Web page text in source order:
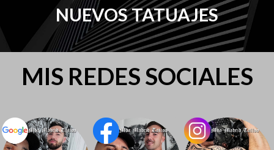
NUEVOS TATUAJES
MIS REDES SOCIALES